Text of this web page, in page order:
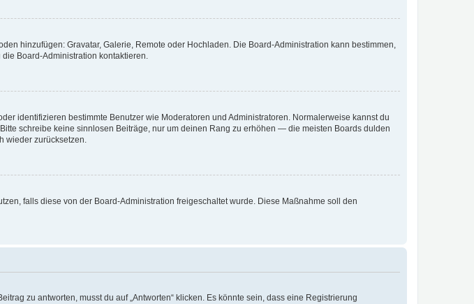
hinzufügen: Gravatar, Galerie, Remote oder Hochladen. Die Board-Administration kann bestimmen,
Board-Administration kontaktieren.
identifizieren bestimmte Benutzer wie Moderatoren und Administratoren. Normalerweise kannst du
schreibe keine sinnlosen Beiträge, nur um deinen Rang zu erhöhen — die meisten Boards dulden
wieder zurücksetzen.
falls diese von der Board-Administration freigeschaltet wurde. Diese Maßnahme soll den
zu antworten, musst du auf „Antworten“ klicken. Es könnte sein, dass eine Registrierung